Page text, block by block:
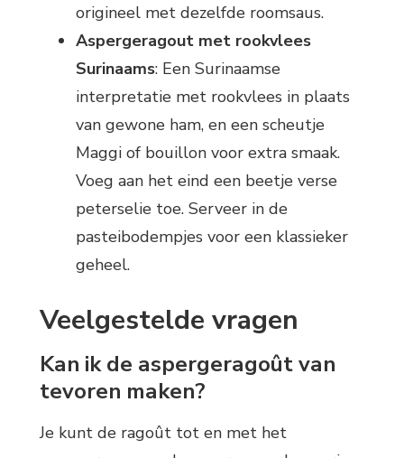
origineel met dezelfde roomsaus.
Aspergeragout met rookvlees
Surinaams: Een Surinaamse
interpretatie met rookvlees in plaats
van gewone ham, en een scheutje
Maggi of bouillon voor extra smaak.
Voeg aan het eind een beetje verse
peterselie toe. Serveer in de
pasteibodempjes voor een klassieker
geheel.
Veelgestelde vragen
Kan ik de aspergeragoût van
tevoren maken?
Je kunt de ragoût tot en met het